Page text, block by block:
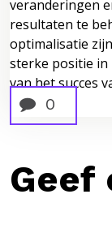
veranderingen
resultaten te
optimalisatie
sterke positie in
van het succes
0
Geef